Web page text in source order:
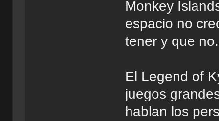
Monkey
espacio no
tener y que no.
El Legend of
juegos
hablan los